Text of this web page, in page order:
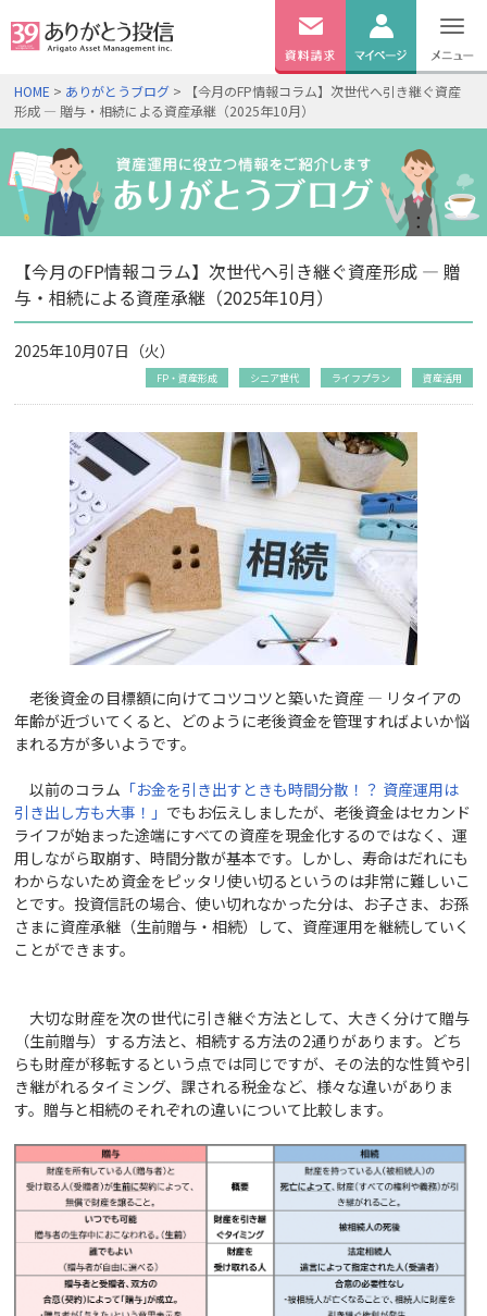
無料資料
請求
口座開設
ログイン
HOME > ありがとうブログ > 【今月のFP情報コラム】次世代へ引き継ぐ資産
形成 ― 贈与・相続による資産承継（2025年10月）
【今月のFP情報コラム】次世代へ引き継ぐ資産形成 ― 贈
与・相続による資産承継（2025年10月）
2025年10月07日（火）
FP・資産形成 シニア世代 ライフプラン 資産活用
老後資金の目標額に向けてコツコツと築いた資産 ― リタイアの
年齢が近づいてくると、どのように老後資金を管理すればよいか悩
まれる方が多いようです。
以前のコラム 「お金を引き出すときも時間分散！？ 資産運用は
引き出し方も大事！」 でもお伝えしましたが、老後資金はセカンド
ライフが始まった途端にすべての資産を現金化するのではなく、運
用しながら取崩す、時間分散が基本です。しかし、寿命はだれにも
わからないため資金をピッタリ使い切るというのは非常に難しいこ
とです。投資信託の場合、使い切れなかった分は、お子さま、お孫
さまに資産承継（生前贈与・相続）して、資産運用を継続していく
ことができます。
大切な財産を次の世代に引き継ぐ方法として、大きく分けて贈与
（生前贈与）する方法と、相続する方法の2通りがあります。どち
らも財産が移転するという点では同じですが、その法的な性質や引
き継がれるタイミング、課される税金など、様々な違いがありま
す。贈与と相続のそれぞれの違いについて比較します。